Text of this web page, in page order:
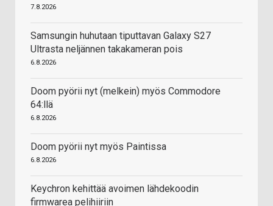
7.8.2026
Samsungin huhutaan tiputtavan Galaxy S27
Ultrasta neljännen takakameran pois
6.8.2026
Doom pyörii nyt (melkein) myös Commodore
64:llä
6.8.2026
Doom pyörii nyt myös Paintissa
6.8.2026
Keychron kehittää avoimen lähdekoodin
firmwarea pelihiiriin